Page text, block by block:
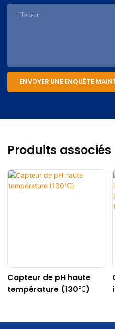
Teneur
ENVOYER UNE ENQUÊTE
Produits associés
Capteur de pH haute
température (130℃)